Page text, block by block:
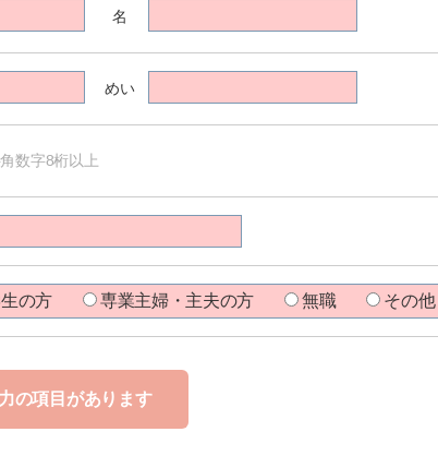
名
めい
数字8桁以上
の方 専業主婦・主夫の方 無職 その他
の項目があります